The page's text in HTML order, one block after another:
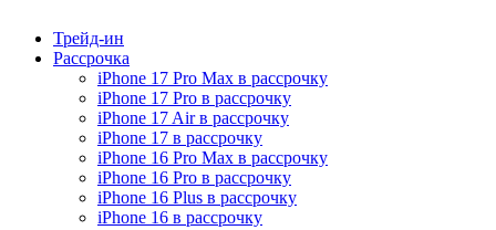
Трейд-ин
Рассрочка
iPhone 17 Pro Max в рассрочку
iPhone 17 Pro в рассрочку
iPhone 17 Air в рассрочку
iPhone 17 в рассрочку
iPhone 16 Pro Max в рассрочку
iPhone 16 Pro в рассрочку
iPhone 16 Plus в рассрочку
iPhone 16 в рассрочку